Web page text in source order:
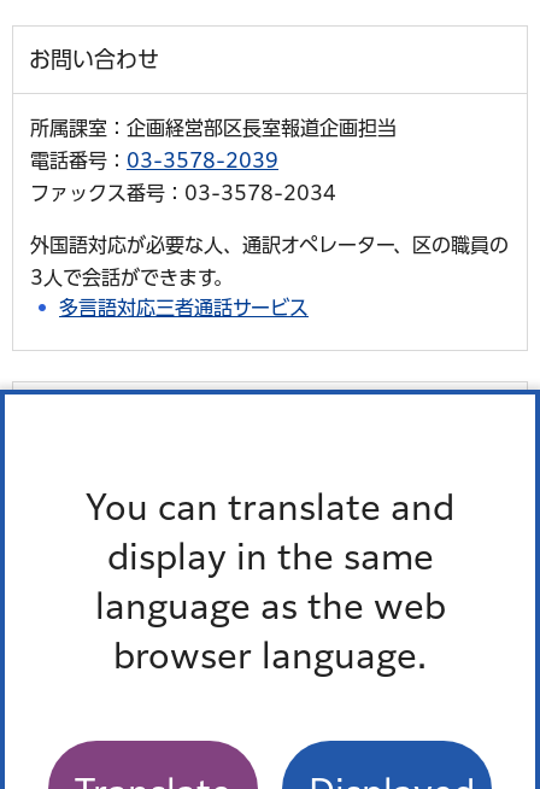
You can translate and
display in the same
language as the web
browser language.
お問い合わせ
所属課室：企画経営部区長室報道企画担当
電話番号： 03-3578-2039
ファックス番号：03-3578-2034
外国語対応が必要な人、通訳オペレーター、区の職員の
3人で会話ができます。
多言語対応三者通話サービス
2026年2月
2026年1月
2025年11月